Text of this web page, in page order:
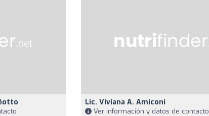
Lic. Viviana A. Amiconi
Ver información y datos de contacto